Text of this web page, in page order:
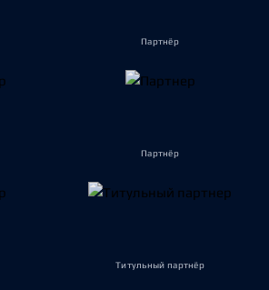
Партнёр
Партнёр
Титульный партнёр